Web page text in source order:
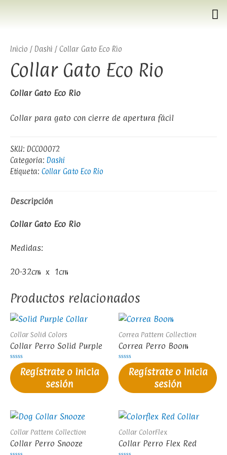
Inicio / Dashi / Collar Gato Eco Rio
Collar Gato Eco Rio
Collar Gato Eco Rio
Collar para gato con cierre de apertura fácil
SKU: DCC00072
Categoría: Dashi
Etiqueta: Collar Gato Eco Rio
Descripción
Collar Gato Eco Rio
Medidas:
20-32cm x 1cm
Productos relacionados
Collar Solid Colors
Collar Perro Solid Purple
Valorado
en
0
de
5
Regístrate o inicia
sesión
Correa Pattern Collection
Correa Perro Boom
Valorado
en
0
de
5
Regístrate o inicia
sesión
Collar Pattern Collection
Collar Perro Snooze
Collar ColorFlex
Collar Perro Flex Red